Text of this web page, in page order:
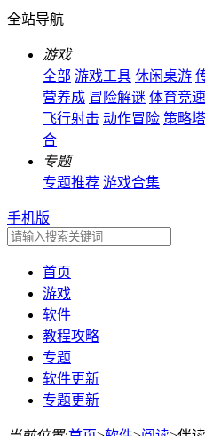
全站导航
游戏
全部 游戏工具 休闲桌游
营养成 冒险解谜 体育竞速
飞行射击 动作冒险 策略
合
专题
专题推荐 游戏合集
手机版
首页
游戏
软件
教程攻略
专题
软件更新
专题更新